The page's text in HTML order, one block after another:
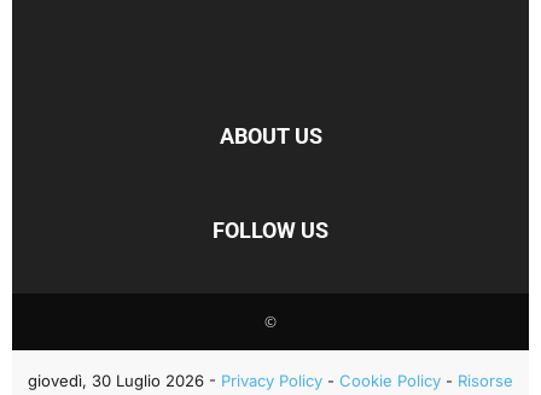
ABOUT US
FOLLOW US
©
giovedì, 30 Luglio 2026 - Privacy Policy - Cookie Policy - Risorse